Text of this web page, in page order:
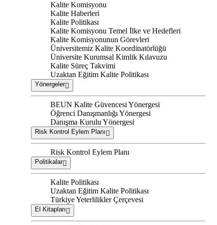
Kalite Komisyonu
Kalite Haberleri
Kalite Politikası
Kalite Komisyonu Temel İlke ve Hedefleri
Kalite Komisyonunun Görevleri
Üniversitemiz Kalite Koordinatörlüğü
Üniversite Kurumsal Kimlik Kılavuzu
Kalite Süreç Takvimi
Uzaktan Eğitim Kalite Politikası
Yönergeler
BEUN Kalite Güvencesi Yönergesi
Öğrenci Danışmanlığı Yönergesi
Danışma Kurulu Yönergesi
Risk Kontrol Eylem Planı
Risk Kontrol Eylem Planı
Politikalar
Kalite Politikası
Uzaktan Eğitim Kalite Politikası
Türkiye Yeterlilikler Çerçevesi
El Kitapları